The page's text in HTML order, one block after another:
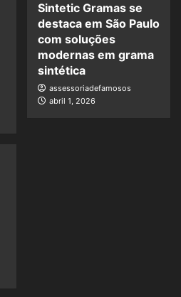
Sintetic Gramas se
destaca em São Paulo
com soluções
modernas em grama
sintética
assessoriadefamosos
abril 1, 2026